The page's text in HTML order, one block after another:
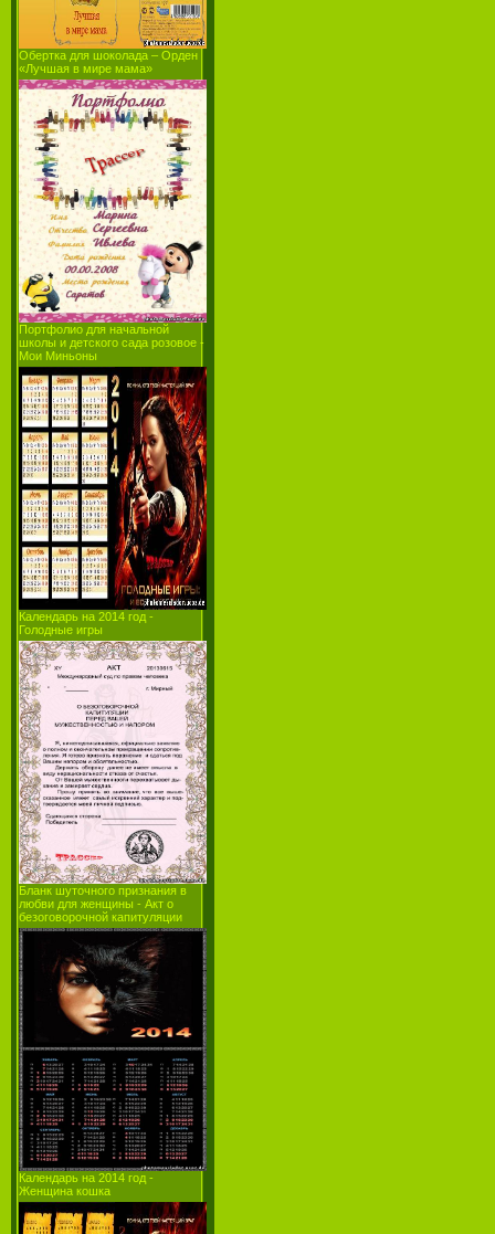
Обертка для шоколада – Орден
«Лучшая в мире мама»
Портфолио для начальной
школы и детcкого сада розовое -
Мои Миньоны
Календарь на 2014 год -
Голодные игры
Бланк шуточного признания в
любви для женщины - Акт о
безоговорочной капитуляции
Календарь на 2014 год -
Женщина кошка